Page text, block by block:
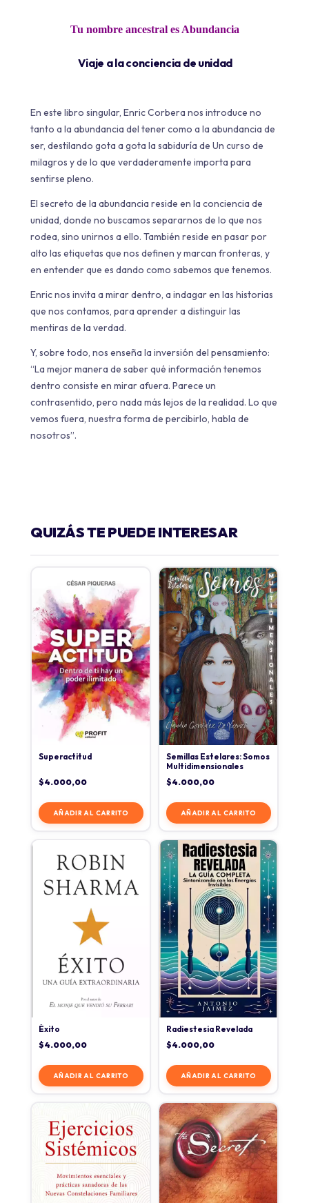
Tu nombre ancestral es Abundancia
Viaje a la conciencia de unidad
En este libro singular, Enric Corbera nos introduce no
tanto a la abundancia del tener como a la abundancia de
ser, destilando gota a gota la sabiduría de Un curso de
milagros y de lo que verdaderamente importa para
sentirse pleno.
El secreto de la abundancia reside en la conciencia de
unidad, donde no buscamos separarnos de lo que nos
rodea, sino unirnos a ello. También reside en pasar por
alto las etiquetas que nos definen y marcan fronteras, y
en entender que es dando como sabemos que tenemos.
Enric nos invita a mirar dentro, a indagar en las historias
que nos contamos, para aprender a distinguir las
mentiras de la verdad.
Y, sobre todo, nos enseña la inversión del pensamiento:
“La mejor manera de saber qué información tenemos
dentro consiste en mirar afuera. Parece un
contrasentido, pero nada más lejos de la realidad. Lo que
vemos fuera, nuestra forma de percibirlo, habla de
nosotros”.
QUIZÁS TE PUEDE INTERESAR
Superactitud
$4.000,00
AÑADIR AL CARRITO
Semillas Estelares: Somos
Multidimensionales
$4.000,00
AÑADIR AL CARRITO
Éxito
$4.000,00
AÑADIR AL CARRITO
Radiestesia Revelada
$4.000,00
AÑADIR AL CARRITO